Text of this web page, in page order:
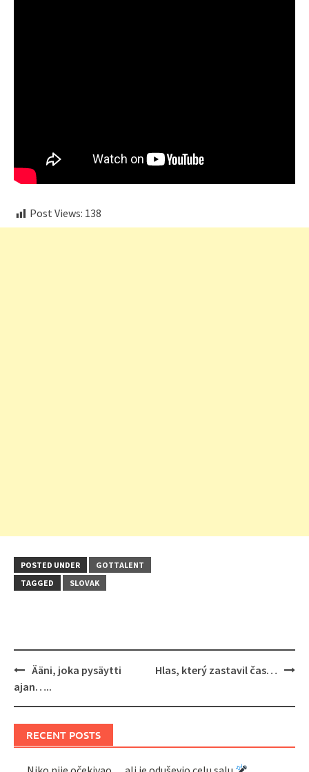
Post Views: 138
POSTED UNDER
GOTTALENT
TAGGED
SLOVAK
Post
navigation
Ääni, joka pysäytti
ajan…..
Hlas, který zastavil čas…
RECENT POSTS